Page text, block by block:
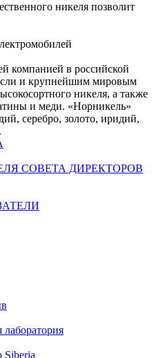
никеля позволит
компанией в российской
и крупнейшим мировым
никеля, а также
и меди. «Норникель»
серебро, золото, иридий,
СОВЕТА ДИРЕКТОРОВ
Siberia